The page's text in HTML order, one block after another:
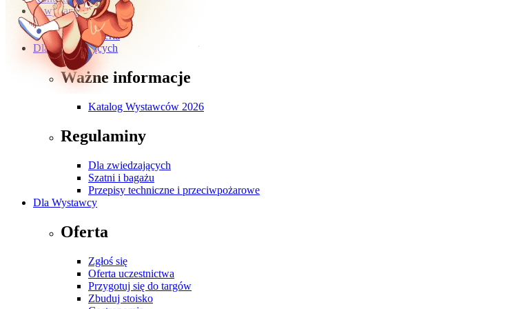
O wydarzeniu
O targach
Galeria
Dla Zwiedzających
Ważne informacje
Katalog Wystawców 2026
Regulaminy
Dla zwiedzających
Szatni i bagażu
Przepisy techniczne i przeciwpożarowe
Dla Wystawcy
Oferta
Zgłoś się
Oferta uczestnictwa
Przygotuj się do targów
Zbuduj stoisko